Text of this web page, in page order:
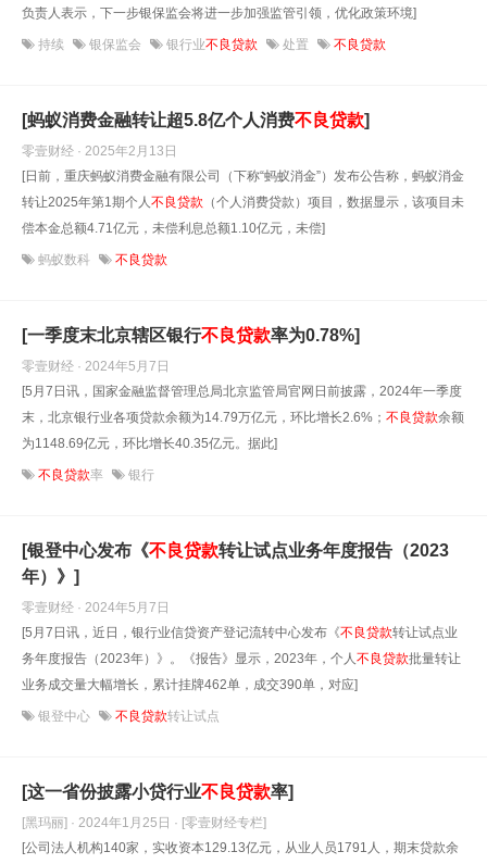
负责人表示，下一步银保监会将进一步加强监管引领，优化政策环境]
持续 银保监会 银行业不良贷款 处置 不良贷款
[蚂蚁消费金融转让超5.8亿个人消费不良贷款]
零壹财经 · 2025年2月13日
[日前，重庆蚂蚁消费金融有限公司（下称“蚂蚁消金”）发布公告称，蚂蚁消金
转让2025年第1期个人不良贷款 （个人消费贷款）项目，数据显示，该项目未
偿本金总额4.71亿元，未偿利息总额1.10亿元，未偿]
蚂蚁数科 不良贷款
[一季度末北京辖区银行不良贷款率为0.78%]
零壹财经 · 2024年5月7日
[5月7日讯，国家金融监督管理总局北京监管局官网日前披露，2024年一季度
末，北京银行业各项贷款余额为14.79万亿元，环比增长2.6%； 不良贷款余额
为1148.69亿元，环比增长40.35亿元。据此]
不良贷款率 银行
[银登中心发布《不良贷款转让试点业务年度报告（2023
年）》]
零壹财经 · 2024年5月7日
[5月7日讯，近日，银行业信贷资产登记流转中心发布《不良贷款转让试点业
务年度报告（2023年）》。《报告》显示，2023年，个人不良贷款批量转让
业务成交量大幅增长，累计挂牌462单，成交390单，对应]
银登中心 不良贷款转让试点
[这一省份披露小贷行业不良贷款率]
[黑玛丽] · 2024年1月25日 · [零壹财经专栏]
[公司法人机构140家，实收资本129.13亿元，从业人员1791人，期末贷款余